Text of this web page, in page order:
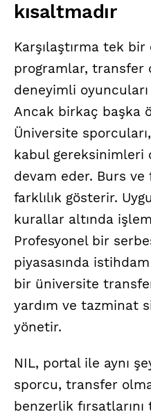
kısaltmadır
Karşılaştırma tek
programlar, transfer
deneyimli
Ancak birkaç başka
Üniversite
kabul gereksinimleri
devam eder. Burs
farklılık gösterir.
kurallar altında
Profesyonel bir
piyasasında
bir üniversite
yardım ve tazminat
yönetir.
NIL, portal ile aynı
sporcu, transfer
benzerlik